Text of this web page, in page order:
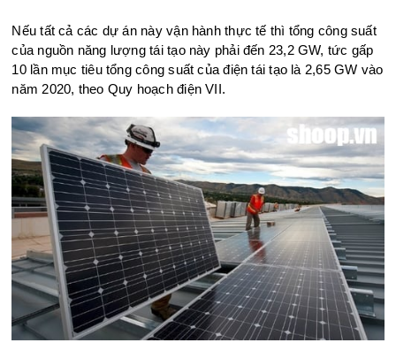
Nếu tất cả các dự án này vận hành thực tế thì tổng công suất
của nguồn năng lượng tái tạo này phải đến 23,2 GW, tức gấp
10 lần mục tiêu tổng công suất của điện tái tạo là 2,65 GW vào
năm 2020, theo Quy hoạch điện VII.